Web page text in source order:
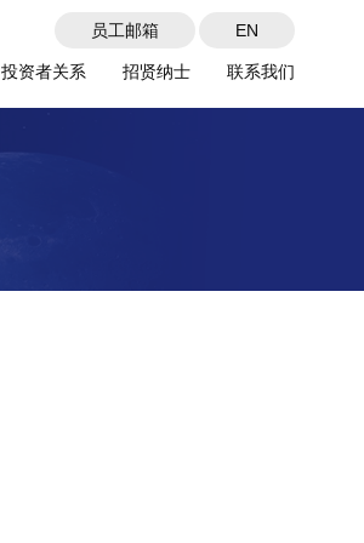
员工邮箱 EN
投资者关系 招贤纳士 联系我们